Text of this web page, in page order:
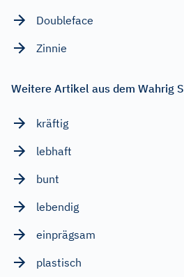
Doubleface
Zinnie
Weitere Artikel aus dem Wahrig
kräftig
lebhaft
bunt
lebendig
einprägsam
plastisch